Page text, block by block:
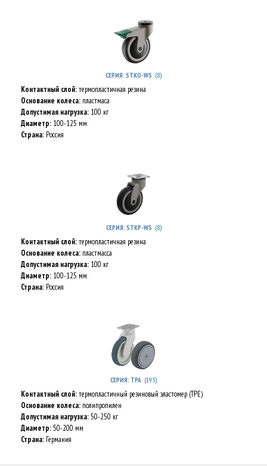
СЕРИЯ: STKO-WS (8)
Контактный слой:термопластичная резина
Основание колеса: пластмаса
Допустимая нагрузка: 100 кг
Диаметр: 100-125 мм
Страна: Россия
СЕРИЯ: STKP-WS (8)
Контактный слой:термопластичная резина
Основание колеса: пластмасса
Допустимая нагрузка: 100 кг
Диаметр: 100-125 мм
Страна: Россия
СЕРИЯ: TPA (193)
Контактный слой:термопластичный резиновый эластомер (TPE)
Основание колеса: полипропилен
Допустимая нагрузка:50-250 кг
Диаметр:50-200 мм
Страна: Германия